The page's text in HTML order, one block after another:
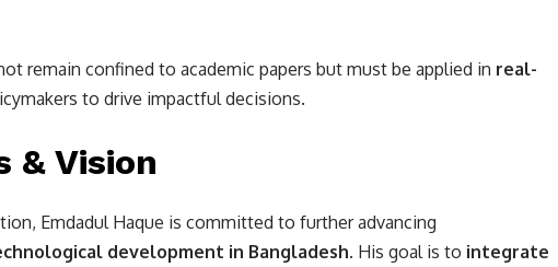
remain confined to academic papers but must be applied in real-
to drive impactful decisions.
& Vision
Emdadul Haque is committed to further advancing
development in Bangladesh. His goal is to integrate